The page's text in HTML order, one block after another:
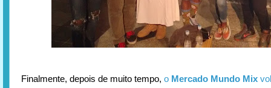
Finalmente, depois de muito tempo, o Mercado Mundo Mix